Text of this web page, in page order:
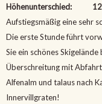
Höhenunterschied:
Aufstiegsmäßig eine sehr
Die erste Stunde führt
Sie ein schönes
Überschreitung mit
Alfenalm und talaus nach
Innervillgraten!